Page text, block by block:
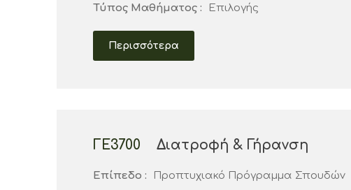
Τύπος Μαθήματος :
Επιλογής
Περισσότερα
ΓΕ3700 Διατροφή & Γήρανση
Επίπεδο :
Προπτυχιακό Πρόγραμμα Σπουδών